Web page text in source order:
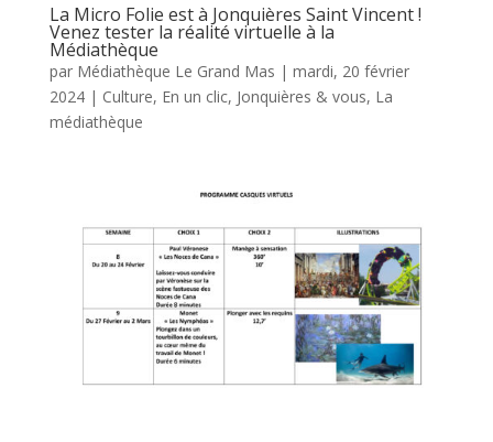
La Micro Folie est à Jonquières Saint Vincent !
Venez tester la réalité virtuelle à la
Médiathèque
par Médiathèque Le Grand Mas | mardi, 20 février
2024| Culture, En un clic, Jonquières & vous, La
médiathèque